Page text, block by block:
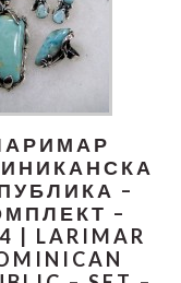
–
–
| LARIMAR